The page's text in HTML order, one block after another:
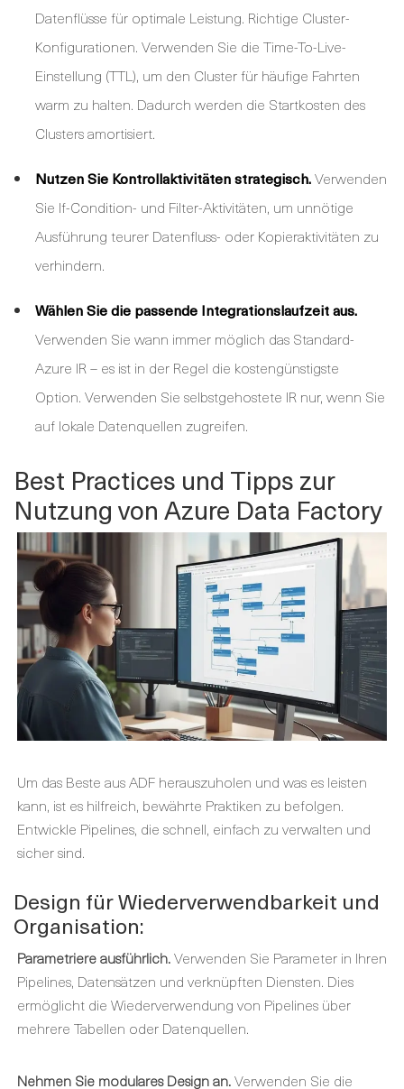
Datenflüsse für optimale Leistung. Richtige Cluster-
Konfigurationen. Verwenden Sie die Time-To-Live-
Einstellung (TTL), um den Cluster für häufige Fahrten
warm zu halten. Dadurch werden die Startkosten des
Clusters amortisiert.
Nutzen Sie Kontrollaktivitäten strategisch.Verwenden
Sie If-Condition- und Filter-Aktivitäten, um unnötige
Ausführung teurer Datenfluss- oder Kopieraktivitäten zu
verhindern.
Wählen Sie die passende Integrationslaufzeit aus.
Verwenden Sie wann immer möglich das Standard-
Azure IR – es ist in der Regel die kostengünstigste
Option. Verwenden Sie selbstgehostete IR nur, wenn Sie
auf lokale Datenquellen zugreifen.
Best Practices und Tipps zur
Nutzung von Azure Data Factory
Um das Beste aus ADF herauszuholen und was es leisten
kann, ist es hilfreich, bewährte Praktiken zu befolgen.
Entwickle Pipelines, die schnell, einfach zu verwalten und
sicher sind.
Design für Wiederverwendbarkeit und
Organisation:
Parametriere ausführlich.Verwenden Sie Parameter in Ihren
Pipelines, Datensätzen und verknüpften Diensten. Dies
ermöglicht die Wiederverwendung von Pipelines über
mehrere Tabellen oder Datenquellen.
Nehmen Sie modulares Design an.Verwenden Sie die